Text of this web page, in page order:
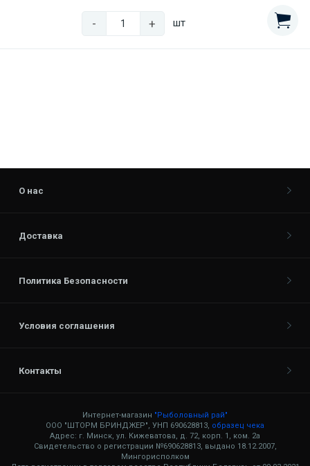
- + шт
О нас
Доставка
Политика Безопасности
Условия соглашения
Контакты
Интернет-магазин "Рыболовный рай"
ООО "ШТОРМ БРИНДЖЕР", УНП 690628813, образец чека
Адрес: г. Минск, ул. Кижеватова, д. 72, корп. 1, ком. 2а
Свидетельство о регистрации №690628813, выдано 18.12.2007,
Мингорисполком